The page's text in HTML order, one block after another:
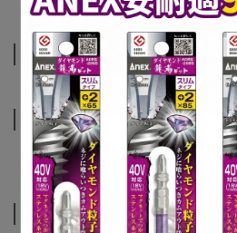
規格說明
運送方式
相關商品